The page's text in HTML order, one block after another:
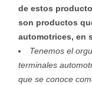
de estos
son productos
automotrices, en
Tenemos el
terminales
que se conoce